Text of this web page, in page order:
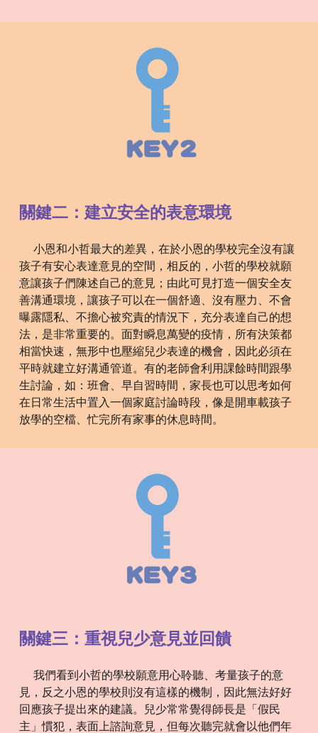
關鍵二 ：建立安全的表意環境
小恩和小哲最大的差異，在於小恩的學校完全沒有讓
孩子有安心表達意見的空間，相反的，小哲的學校就願
意讓孩子們陳述自己的意見；由此可見打造一個安全友
善溝通環境，讓孩子可以在一個舒適、沒有壓力、不會
曝露隱私、不擔心被究責的情況下，充分表達自己的想
法，是非常重要的。面對瞬息萬變的疫情，所有決策都
相當快速，無形中也壓縮兒少表達的機會，因此必須在
平時就建立好溝通管道。有的老師會利用課餘時間跟學
生討論，如：班會、早自習時間，家長也可以思考如何
在日常生活中置入一個家庭討論時段，像是開車載孩子
放學的空檔、忙完所有家事的休息時間。
關鍵三 ：重視兒少意見並回饋
我們看到小哲的學校願意用心聆聽、考量孩子的意
見，反之小恩的學校則沒有這樣的機制，因此無法好好
回應孩子提出來的建議。兒少常常覺得師長是「假民
主」慣犯，表面上諮詢意見，但每次聽完就會以他們年